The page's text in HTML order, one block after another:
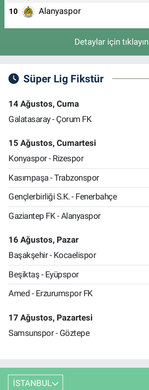
10 Alanyaspor
Detaylar için tıklayın
Süper Lig Fikstür
14 Ağustos, Cuma
Galatasaray - Çorum FK
15 Ağustos, Cumartesi
Konyaspor - Rizespor
Kasımpaşa - Trabzonspor
Gençlerbirliği S.K. - Fenerbahçe
Gaziantep FK - Alanyaspor
16 Ağustos, Pazar
Başakşehir - Kocaelispor
Beşiktaş - Eyüpspor
Amed - Erzurumspor FK
17 Ağustos, Pazartesi
Samsunspor - Göztepe
İSTANBUL